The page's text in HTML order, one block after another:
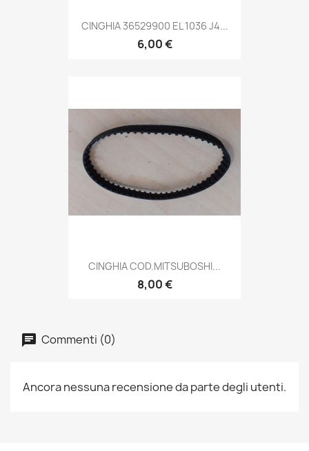
CINGHIA 36529900 EL 1036 J4...
6,00 €
CINGHIA COD.MITSUBOSHI...
8,00 €
Commenti (0)
Ancora nessuna recensione da parte degli utenti.